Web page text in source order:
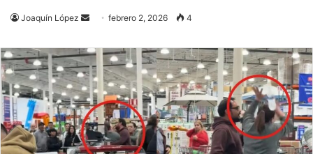
Joaquín López
Send
email
febrero 2, 2026 4